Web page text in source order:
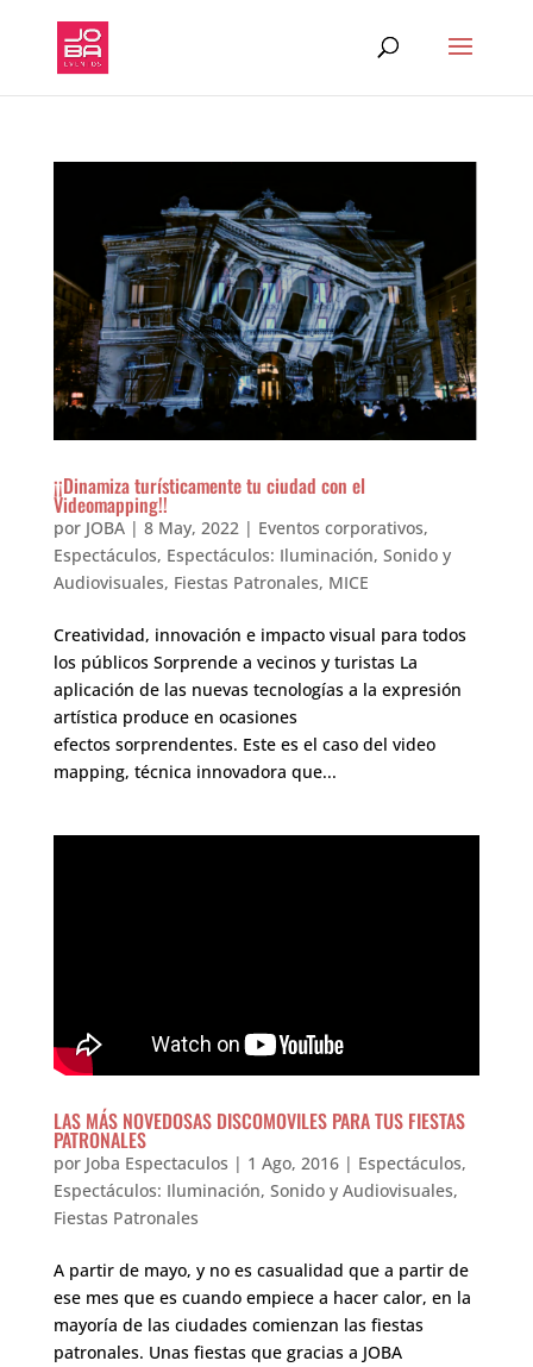
¡¡Dinamiza turísticamente tu ciudad con el
Videomapping!!
por JOBA| 8 May, 2022| Eventos corporativos,
Espectáculos, Espectáculos: Iluminación, Sonido y
Audiovisuales, Fiestas Patronales, MICE
Creatividad, innovación e impacto visual para todos
los públicos Sorprende a vecinos y turistas La
aplicación de las nuevas tecnologías a la expresión
artística produce en ocasiones
efectos sorprendentes. Este es el caso del video
mapping, técnica innovadora que...
LAS MÁS NOVEDOSAS DISCOMOVILES PARA TUS FIESTAS
PATRONALES
por Joba Espectaculos | 1 Ago, 2016| Espectáculos,
Espectáculos: Iluminación, Sonido y Audiovisuales,
Fiestas Patronales
A partir de mayo, y no es casualidad que a partir de
ese mes que es cuando empiece a hacer calor, en la
mayoría de las ciudades comienzan las fiestas
patronales. Unas fiestas que gracias a JOBA